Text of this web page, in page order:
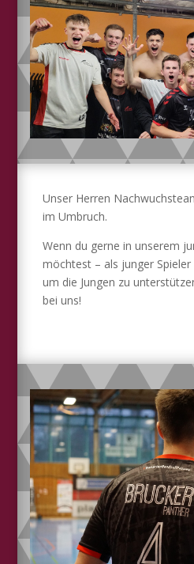
Unser Herren
im Umbruch.
Wenn du gerne in unserem
möchtest – als junger
um die Jungen zu
bei uns!